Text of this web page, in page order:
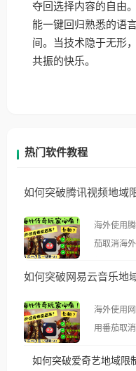
夺回选择内容的自由
能一键回归熟悉的语
间。当技术隐于无形
共振的快乐。
热门软件教程
如何突破腾讯视频地域
海外使用
茄取消海外地区限制。 当
示语。 海外用户如香港、澳门、台湾、美国、加拿
像其他音
仅能在中国大陆地区
使用番茄
如何突破网易云音乐地
海外使用
用番茄取消海外地
播放”的提示语。 海外用户如香港
如何突破爱奇艺地域限